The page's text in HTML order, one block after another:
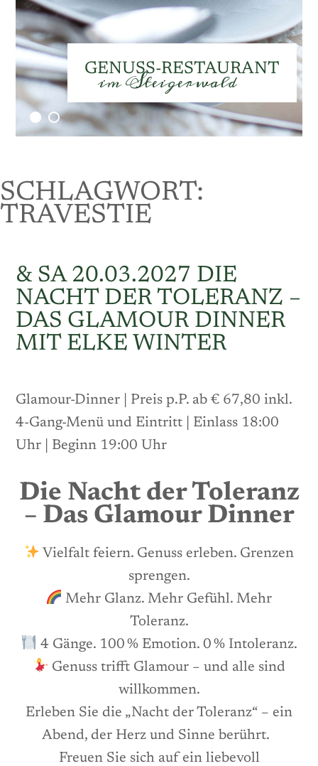
Speisekarte
GENUSS-RESTAURANT
im Steigerwald
SCHLAGWORT:
TRAVESTIE
& SA 20.03.2027 DIE
NACHT DER TOLERANZ –
DAS GLAMOUR DINNER
MIT ELKE WINTER
Glamour-Dinner | Preis p.P. ab € 67,80 inkl.
4-Gang-Menü und Eintritt | Einlass 18:00
Uhr | Beginn 19:00 Uhr
Die Nacht der Toleranz
– Das Glamour Dinner
Vielfalt feiern. Genuss erleben. Grenzen
sprengen.
Mehr Glanz. Mehr Gefühl. Mehr
Toleranz.
4 Gänge. 100 % Emotion. 0 % Intoleranz.
Genuss trifft Glamour – und alle sind
willkommen.
Erleben Sie die „Nacht der Toleranz“ – ein
Abend, der Herz und Sinne berührt.
Freuen Sie sich auf ein liebevoll